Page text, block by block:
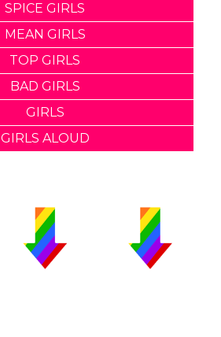
SPICE GIRLS
MEAN GIRLS
TOP GIRLS
BAD GIRLS
GIRLS
GIRLS ALOUD